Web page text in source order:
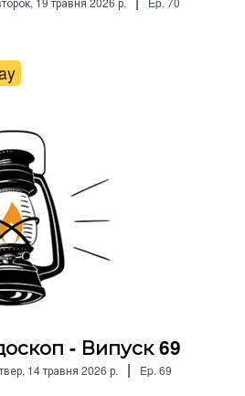
- Випуск 69
14 травня 2026 р. | Ep. 69